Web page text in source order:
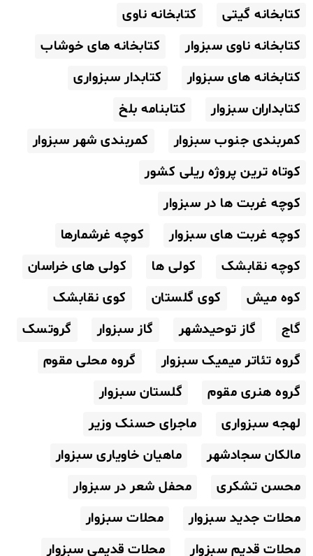
کتابخانه گیتی
کتابخانه ناوی
کتابخانه ناوی سبزوار
کتابخانه های خوشاب
کتابخانه های سبزوار
کتابدار سبزواری
کتابداران سبزوار
کتابنامه بلخ
کمربندی جنوب سبزوار
کمربندی شهر سبزوار
کوتاه ترین پروژه ریلی کشور
کوچه غربت ها در سبزوار
کوچه غربت های سبزوار
کوچه غرشمارها
کوچه نقابشک
کولی ها
کولی های خراسان
کوه میش
کوی گلستان
کوی نقابشک
گاج
گاز توحیدشهر گاز سبزوار
گروتسک
گروه تئاتر میمیک سبزوار
گروه محلی مقوم
گروه هنری مقوم
گلستان سبزوار
لهجه سبزواری
ماجرای حسنک وزیر
مالکان سجادشهر
ماهیان خاویاری سبزوار
محسن تشکری
محفل شعر در سبزوار
محلات جدید سبزوار
محلات سبزوار
محلات قدیم سبزوار
محلات قدیمی سبزوار